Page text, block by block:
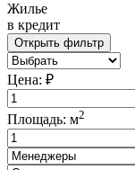
Жилье
в кредит
Открыть фильтр
Цена: ₽
Площадь: м2